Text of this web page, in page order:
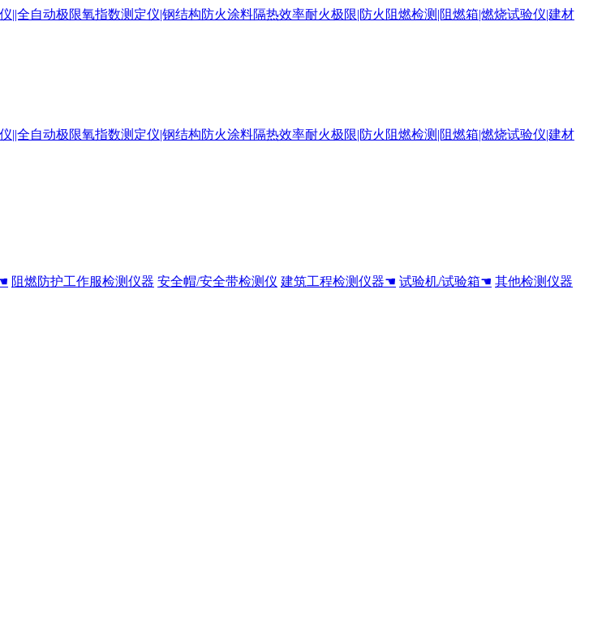
阻燃防护工作服检测仪器 安全帽/安全带检测仪 建筑工程检测仪器☚ 试验机/试验箱☚ 其他检测仪器